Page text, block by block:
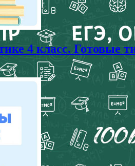
4 класс. Готовые